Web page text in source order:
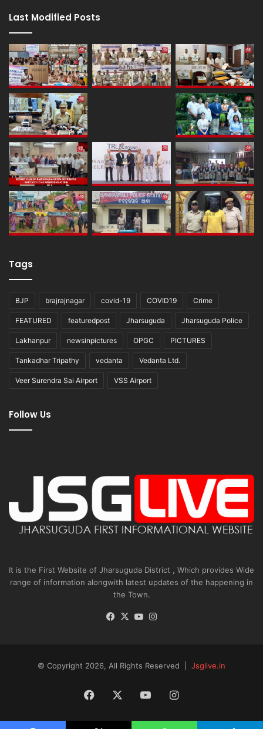
Last Modified Posts
Tags
BJP brajrajnagar covid-19 COVID19 Crime
FEATURED featuredpost Jharsuguda Jharsuguda Police
Lakhanpur newsinpictures OPGC PICTURES
Tankadhar Tripathy vedanta Vedanta Ltd.
Veer Surendra Sai Airport VSS Airport
Follow Us
It is the First Website of Jharsuguda District , Which provides Wide
range of information alongwith latest updates of the happening in
the Town.
Facebook
X YouTube
© Copyright 2026, All Rights Reserved | Jsglive.in
Facebook YouTubeInstagram